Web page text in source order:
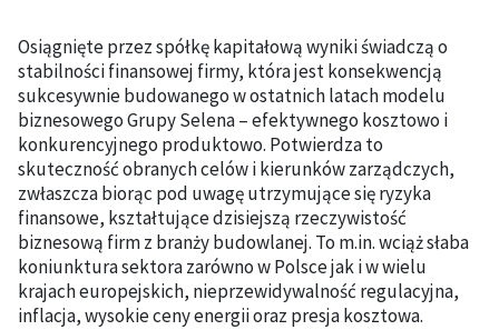
Osiągnięte przez spółkę kapitałową wyniki świadczą o
stabilności finansowej firmy, która jest konsekwencją
sukcesywnie budowanego w ostatnich latach modelu
biznesowego Grupy Selena – efektywnego kosztowo i
konkurencyjnego produktowo. Potwierdza to
skuteczność obranych celów i kierunków zarządczych,
zwłaszcza biorąc pod uwagę utrzymujące się ryzyka
finansowe, kształtujące dzisiejszą rzeczywistość
biznesową firm z branży budowlanej. To m.in. wciąż słaba
koniunktura sektora zarówno w Polsce jak i w wielu
krajach europejskich, nieprzewidywalność regulacyjna,
inflacja, wysokie ceny energii oraz presja kosztowa.